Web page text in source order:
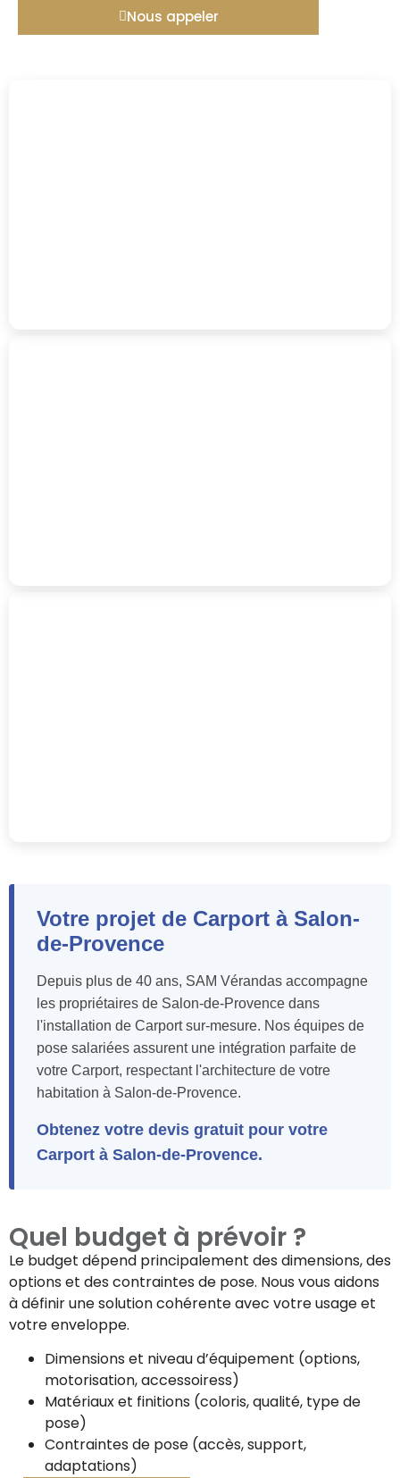
Nous appeler
Votre projet de Carport à Salon-
de-Provence
Depuis plus de 40 ans, SAM Vérandas accompagne
les propriétaires de Salon-de-Provence dans
l'installation de Carport sur-mesure. Nos équipes de
pose salariées assurent une intégration parfaite de
votre Carport, respectant l'architecture de votre
habitation à Salon-de-Provence.
Obtenez votre devis gratuit pour votre
Carport à Salon-de-Provence.
Quel budget à prévoir ?
Le budget dépend principalement des dimensions, des
options et des contraintes de pose. Nous vous aidons
à définir une solution cohérente avec votre usage et
votre enveloppe.
Dimensions et niveau d’équipement (options,
motorisation, accessoiress)
Matériaux et finitions (coloris, qualité, type de
pose)
Contraintes de pose (accès, support,
adaptations)